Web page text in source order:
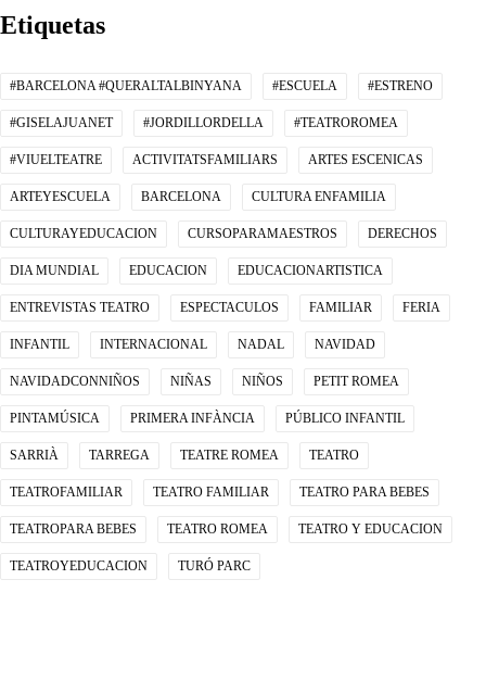
Etiquetas
#BARCELONA #QUERALTALBINYANA #ESCUELA #ESTRENO
#GISELAJUANET #JORDILLORDELLA #TEATROROMEA
#VIUELTEATRE ACTIVITATSFAMILIARS ARTES ESCENICAS
ARTEYESCUELA BARCELONA CULTURA ENFAMILIA
CULTURAYEDUCACION CURSOPARAMAESTROS DERECHOS
DIA MUNDIAL EDUCACION EDUCACIONARTISTICA
ENTREVISTAS TEATRO ESPECTACULOS FAMILIAR FERIA
INFANTIL INTERNACIONAL NADAL NAVIDAD
NAVIDADCONNIÑOS NIÑAS NIÑOS PETIT ROMEA
PINTAMÚSICA PRIMERA INFÀNCIA PÚBLICO INFANTIL
SARRIÀ TARREGA TEATRE ROMEA TEATRO
TEATROFAMILIAR TEATRO FAMILIAR TEATRO PARA BEBES
TEATROPARA BEBES TEATRO ROMEA TEATRO Y EDUCACION
TEATROYEDUCACION TURÓ PARC